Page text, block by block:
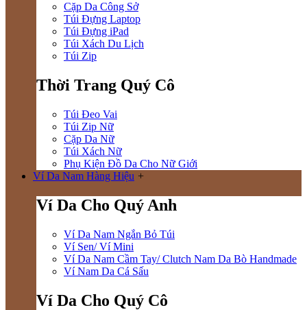
Cặp Da Công Sở
Túi Đựng Laptop
Túi Đựng iPad
Túi Xách Du Lịch
Túi Zip
Thời Trang Quý Cô
Túi Đeo Vai
Túi Zip Nữ
Cặp Da Nữ
Túi Xách Nữ
Phụ Kiện Đồ Da Cho Nữ Giới
Ví Da Nam Hàng Hiệu +
Ví Da Cho Quý Anh
Ví Da Nam Ngắn Bỏ Túi
Ví Sen/ Ví Mini
Ví Da Nam Cầm Tay/ Clutch Nam Da Bò Handmade
Ví Nam Da Cá Sấu
Ví Da Cho Quý Cô